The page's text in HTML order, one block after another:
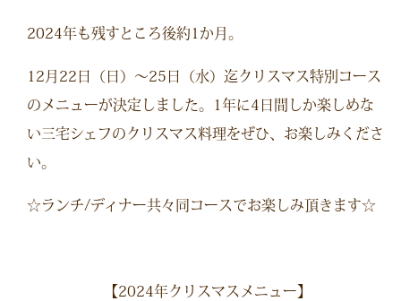
2024年も残すところ後約1か月。
12月22日（日）～25日（水）迄クリスマス特別コース
のメニューが決定しました。1年に4日間しか楽しめな
い三宅シェフのクリスマス料理をぜひ、お楽しみくださ
い。
☆ランチ/ディナー共々同コースでお楽しみ頂きます☆
【2024年クリスマスメニュー】